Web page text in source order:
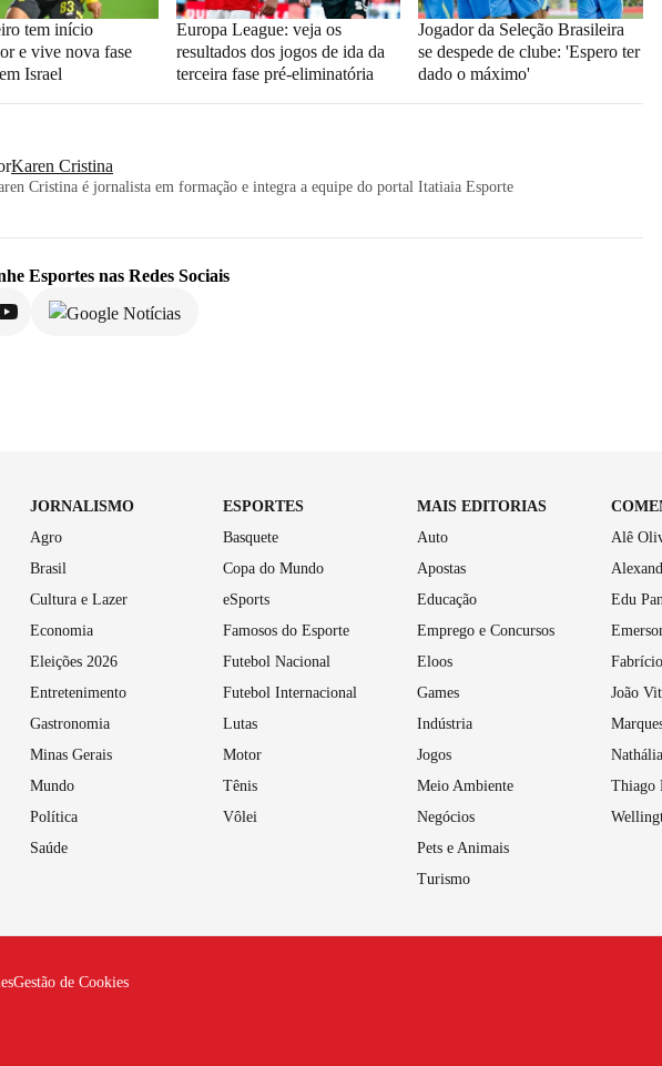
tem início
e vive nova fase
Israel
Europa League: veja os
resultados dos jogos de ida da
terceira fase pré-eliminatória
Jogador da Seleção Brasileira
se despede de clube: 'Espero ter
dado o máximo'
Karen Cristina
Cristina é jornalista em formação e integra a equipe do portal Itatiaia Esporte
Esportes nas Redes Sociais
JORNALISMO
Agro
Brasil
Cultura e Lazer
Economia
Eleições 2026
Entretenimento
Gastronomia
Minas Gerais
Mundo
Política
Saúde
ESPORTES
Basquete
Copa do Mundo
eSports
Famosos do Esporte
Futebol Nacional
Futebol Internacional
Lutas
Motor
Tênis
Vôlei
MAIS EDITORIAS
Auto
Apostas
Educação
Emprego e Concursos
Eloos
Games
Indústria
Jogos
Meio Ambiente
Negócios
Pets e Animais
Turismo
Alê
Edu
Fabrício
João
Thiago
Gestão de Cookies